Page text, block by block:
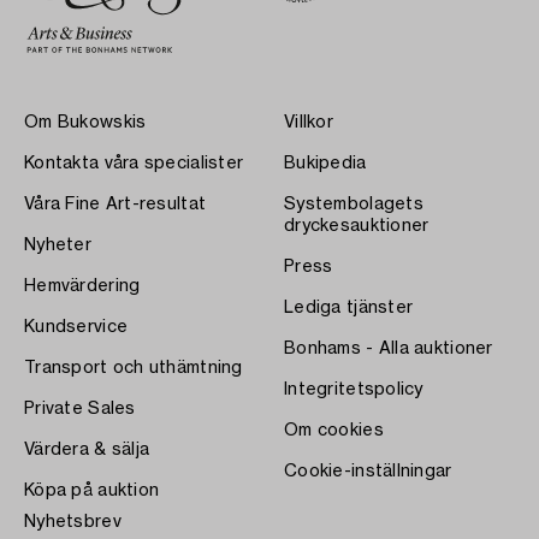
Om Bukowskis
Kontakta våra specialister
Våra Fine Art-resultat
Nyheter
Hemvärdering
Kundservice
Transport och uthämtning
Private Sales
Värdera & sälja
Köpa på auktion
Villkor
Bukipedia
Systembolagets
dryckesauktioner
Press
Lediga tjänster
Bonhams - Alla auktioner
Integritetspolicy
Om cookies
Cookie-inställningar
Nyhetsbrev